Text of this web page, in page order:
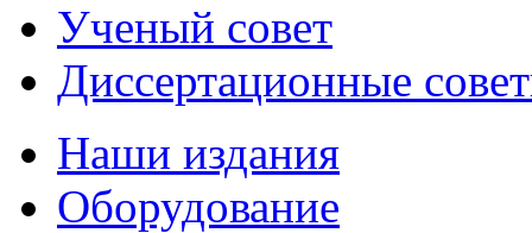
Ученый совет
Диссертационные
Наши издания
Оборудование